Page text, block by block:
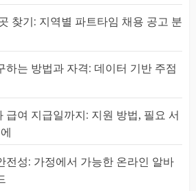
찾기: 지역별 파트타임 채용 공고 분
하는 방법과 자격: 데이터 기반 주점
급여 지급일까지: 지원 방법, 필요 서
전성: 가정에서 가능한 온라인 알바